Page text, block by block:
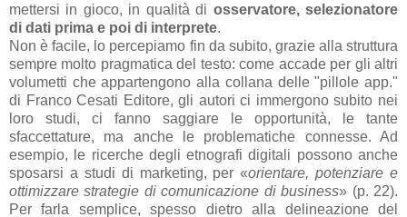
mettersi in gioco, in qualità di osservatore, selezionatore
di dati prima e poi di interprete.
Non è facile, lo percepiamo fin da subito, grazie alla struttura
sempre molto pragmatica del testo: come accade per gli altri
volumetti che appartengono alla collana delle "pillole app."
di Franco Cesati Editore, gli autori ci immergono subito nei
loro studi, ci fanno saggiare le opportunità, le tante
sfaccettature, ma anche le problematiche connesse. Ad
esempio, le ricerche degli etnografi digitali possono anche
sposarsi a studi di marketing, per «orientare, potenziare e
ottimizzare strategie di comunicazione di business» (p. 22).
Per farla semplice, spesso dietro alla delineazione del